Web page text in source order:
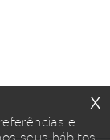
e
x